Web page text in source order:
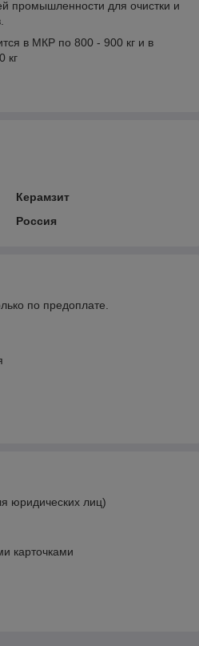
промышленности для очистки и
в МКР по 800 - 900 кг и в
кг
Керамзит
Россия
по предоплате.
юридических лиц)
карточками